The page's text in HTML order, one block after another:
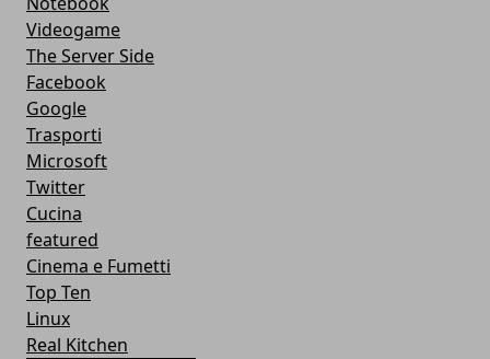
Videogame
The Server Side
Facebook
Google
Trasporti
Microsoft
Twitter
Cucina
featured
Cinema e Fumetti
Top Ten
Linux
Real Kitchen